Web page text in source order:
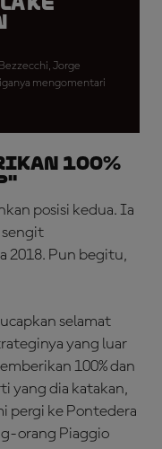
Jorge
mengomentari
100%
posisi kedua. Ia
sengit
2018. Pun begitu,
selamat
yang luar
100% dan
yang dia katakan,
pergi ke Pontedera
orang Piaggio